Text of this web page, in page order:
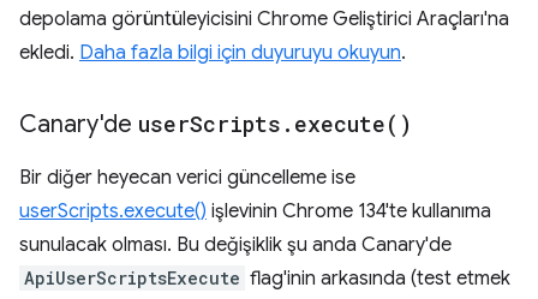
depolama görüntüleyicisini Chrome Geliştirici Araçları'na
ekledi. Daha fazla bilgi için duyuruyu okuyun.
Canary'de userScripts . execute( )
Bir diğer heyecan verici güncelleme ise
userScripts.execute() işlevinin Chrome 134'te kullanıma
sunulacak olması. Bu değişiklik şu anda Canary'de
ApiUserScriptsExecute flag'inin arkasında (test etmek